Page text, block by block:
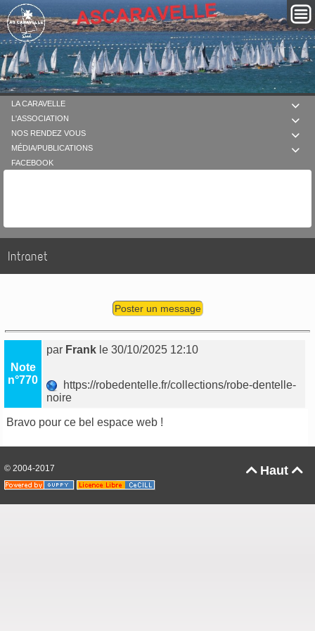

LA CARAVELLE

L'ASSOCIATION

NOS RENDEZ VOUS

MÉDIA/PUBLICATIONS
FACEBOOK
Intranet
Poster un message
Note
n°770
par Frank le 30/10/2025 12:10
https://robedentelle.fr/collections/robe-dentelle-
noire
Bravo pour ce bel espace web !
Haut 
© 2004-2017